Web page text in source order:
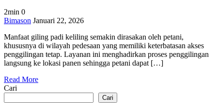
2min 0
on
Giling
Padi
Keliling
bagi
Desa
Bimason Januari 22, 2026
Manfaat giling padi keliling semakin dirasakan oleh petani,
khususnya di wilayah pedesaan yang memiliki keterbatasan akses
penggilingan tetap. Layanan ini menghadirkan proses penggilingan
langsung ke lokasi panen sehingga petani dapat […]
Read More
Cari
Cari